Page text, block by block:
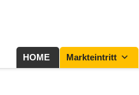
HOME Markteintritt